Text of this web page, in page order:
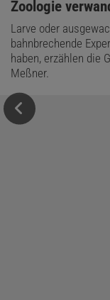
Zoologie
Larve oder
bahnbrechende
haben, erzählen die
Meßner.